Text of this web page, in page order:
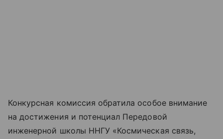
Конкурсная комиссия обратила особое внимание
на достижения и потенциал Передовой
инженерной школы ННГУ «Космическая связь,